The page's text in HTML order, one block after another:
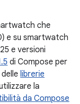
che
e su smartwatch
e versioni
di Compose per
librerie
la
da Compose